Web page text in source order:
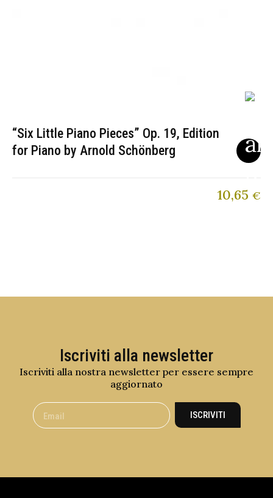
“Six Little Piano Pieces” Op. 19, Edition
for Piano by Arnold Schönberg
10,65 €
Iscriviti alla newsletter
Iscriviti alla nostra newsletter per essere sempre
aggiornato
ISCRIVITI